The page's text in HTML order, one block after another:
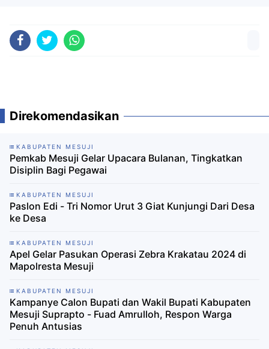
Direkomendasikan
KABUPATEN MESUJI
Pemkab Mesuji Gelar Upacara Bulanan, Tingkatkan
Disiplin Bagi Pegawai
KABUPATEN MESUJI
Paslon Edi - Tri Nomor Urut 3 Giat Kunjungi Dari Desa
ke Desa
KABUPATEN MESUJI
Apel Gelar Pasukan Operasi Zebra Krakatau 2024 di
Mapolresta Mesuji
KABUPATEN MESUJI
Kampanye Calon Bupati dan Wakil Bupati Kabupaten
Mesuji Suprapto - Fuad Amrulloh, Respon Warga
Penuh Antusias